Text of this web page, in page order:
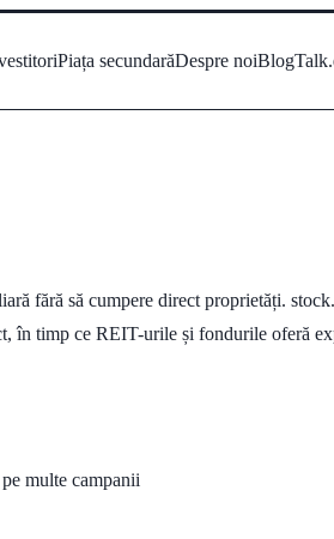
Piața secundarăDespre noiBlog
fără să cumpere direct proprietăți.
în timp ce REIT-urile și fondurile oferă
multe campanii